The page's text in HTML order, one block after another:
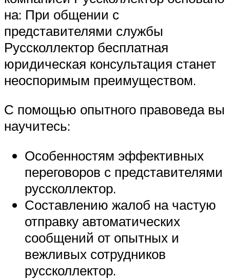
на: При общении с
представителями службы
Руссколлектор бесплатная
юридическая консультация станет
неоспоримым преимуществом.
С помощью опытного правоведа вы
научитесь:
Особенностям эффективных
переговоров с представителями
руссколлектор.
Составлению жалоб на частую
отправку автоматических
сообщений от опытных и
вежливых сотрудников
руссколлектор.